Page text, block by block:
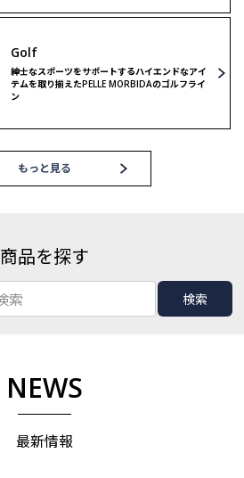
Golf
紳士なスポーツをサポートするハイエンドなアイ
テムを取り揃えたPELLE MORBIDAのゴルフライ
ン
もっと見る
商品を探す
検索
NEWS
最新情報